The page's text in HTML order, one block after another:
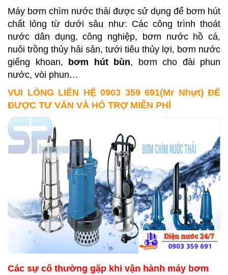
Máy bơm chìm nước thải được sử dụng để bơm hút
chất lỏng từ dưới sâu như: Các công trình thoát
nước dân dụng, công nghiệp, bơm nước hồ cá,
nuôi trồng thủy hải sản, tưới tiêu thủy lợi, bơm nước
giếng khoan,
bơm hút bùn, bơm cho đài phun
nước, vòi phun…
VUI LÒNG LIÊN HỆ 0903 359 691(Mr Nhựt) ĐỂ
ĐƯỢC TƯ VẤN VÀ HỔ TRỢ MIỄN PHÍ
Các sự cố thường gặp khi vận hành máy bơm